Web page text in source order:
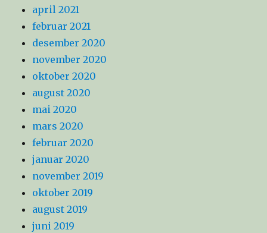
april 2021
februar 2021
desember 2020
november 2020
oktober 2020
august 2020
mai 2020
mars 2020
februar 2020
januar 2020
november 2019
oktober 2019
august 2019
juni 2019